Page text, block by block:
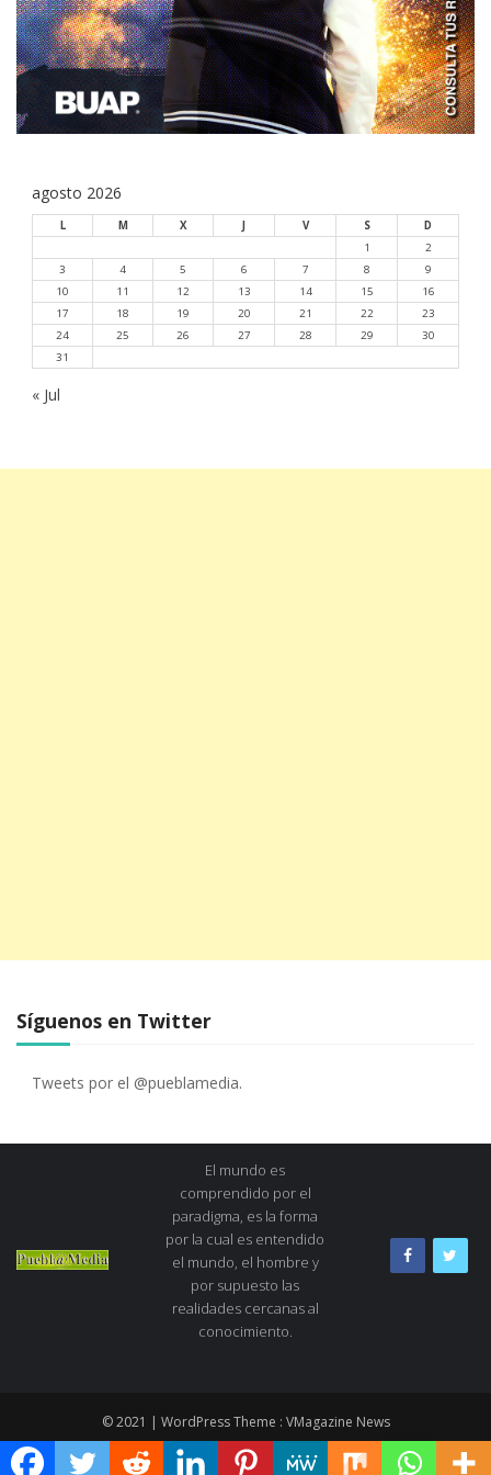
agosto 2026
L M X J V S
D
1
2
3
4 5 6 7 8
9
10
11 12 13 14 15
16
17
18 19 20 21 22
23
24
25 26 27 28 29
30
31
« Jul
Síguenos en Twitter
Tweets por el @pueblamedia.
El mundo es
comprendido por el
paradigma, es la forma
por la cual es entendido
el mundo, el hombre y
por supuesto las
realidades cercanas al
conocimiento.
© 2021 | WordPress Theme : VMagazine News
Quiénes Somos Consejo editorial Dirección Directorio